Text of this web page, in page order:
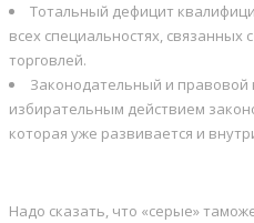
Тотальный дефицит
всех специальностях,
торговлей.
Законодательный и правовой
избирательным действием
которая уже развивается и
Надо сказать, что «серые»